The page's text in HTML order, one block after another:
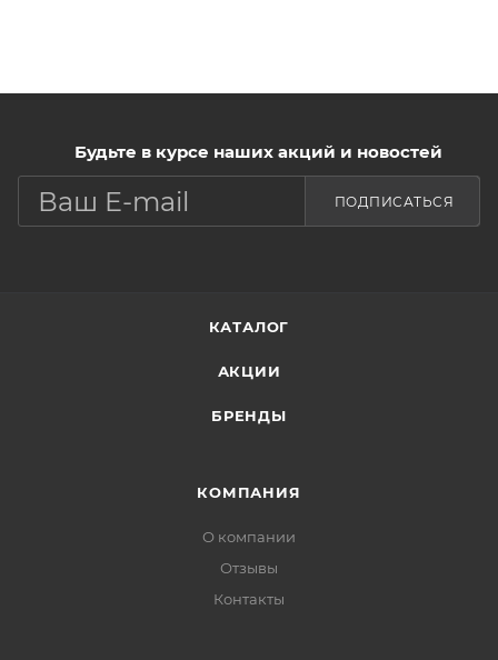
лица сразу после умывания, затем нанести
Крем для лица использовать в качестве
завершающего этапа ухода.
Будьте в курсе наших акций и новостей
ПОДПИСАТЬСЯ
КАТАЛОГ
АКЦИИ
БРЕНДЫ
КОМПАНИЯ
О компании
Отзывы
Контакты